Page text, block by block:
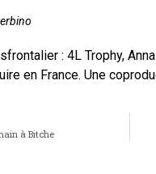
: 4L Trophy,
en France. Une
à Bitche